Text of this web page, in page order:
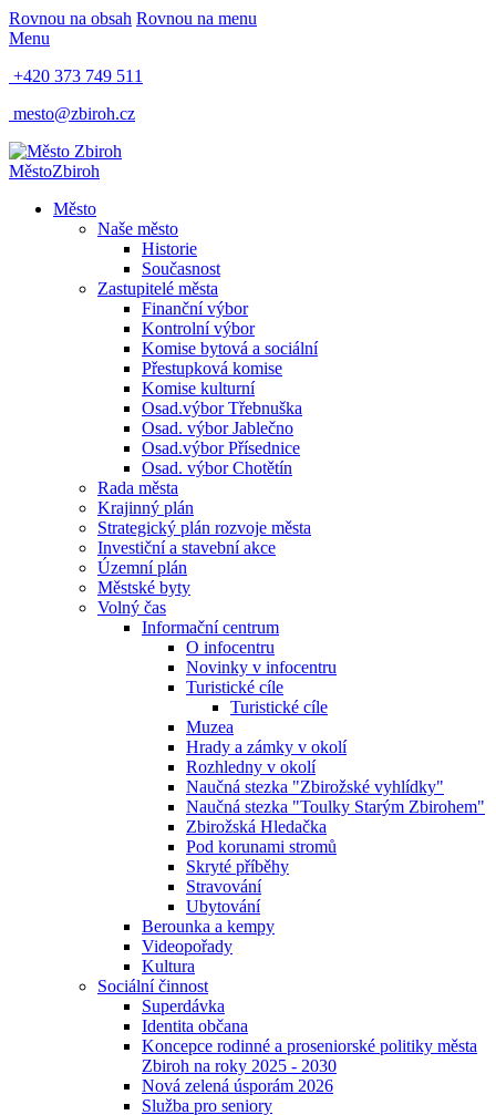
Rovnou na obsah Rovnou na menu
Menu
+420 373 749 511
mesto@zbiroh.cz
MěstoZbiroh
Město
Naše město
Historie
Současnost
Zastupitelé města
Finanční výbor
Kontrolní výbor
Komise bytová a sociální
Přestupková komise
Komise kulturní
Osad.výbor Třebnuška
Osad. výbor Jablečno
Osad.výbor Přísednice
Osad. výbor Chotětín
Rada města
Krajinný plán
Strategický plán rozvoje města
Investiční a stavební akce
Územní plán
Městské byty
Volný čas
Informační centrum
O infocentru
Novinky v infocentru
Turistické cíle
Turistické cíle
Muzea
Hrady a zámky v okolí
Rozhledny v okolí
Naučná stezka "Zbirožské vyhlídky"
Naučná stezka "Toulky Starým Zbirohem"
Zbirožská Hledačka
Pod korunami stromů
Skryté příběhy
Stravování
Ubytování
Berounka a kempy
Videopořady
Kultura
Sociální činnost
Superdávka
Identita občana
Koncepce rodinné a proseniorské politiky města
Zbiroh na roky 2025 - 2030
Nová zelená úsporám 2026
Služba pro seniory